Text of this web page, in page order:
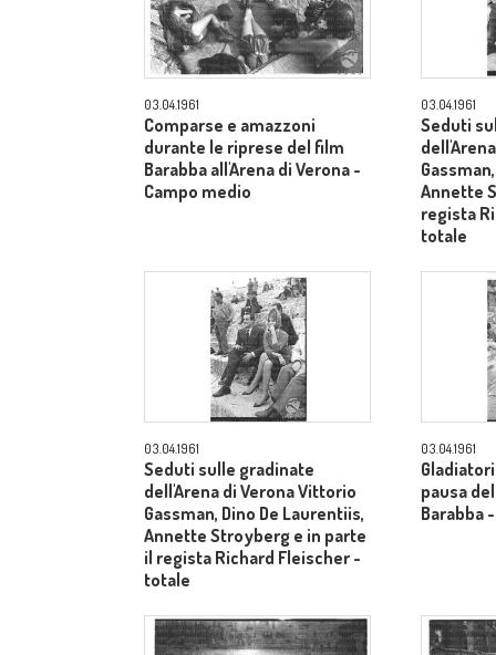
03.04.1961
Comparse e amazzoni
durante le riprese del film
Barabba all'Arena di Verona -
Campo medio
03.04.1961
Seduti
Annette
regista
totale
03.04.1961
Seduti sulle gradinate
dell'Arena di Verona Vittorio
Gassman, Dino De Laurentiis,
Annette Stroyberg e in parte
il regista Richard Fleischer -
totale
03.04.1961
pausa
Barabba